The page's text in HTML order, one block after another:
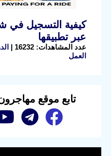
عبر تطبيقها
عدد المشاهدات: 16232 |
العمل
تابع موقع